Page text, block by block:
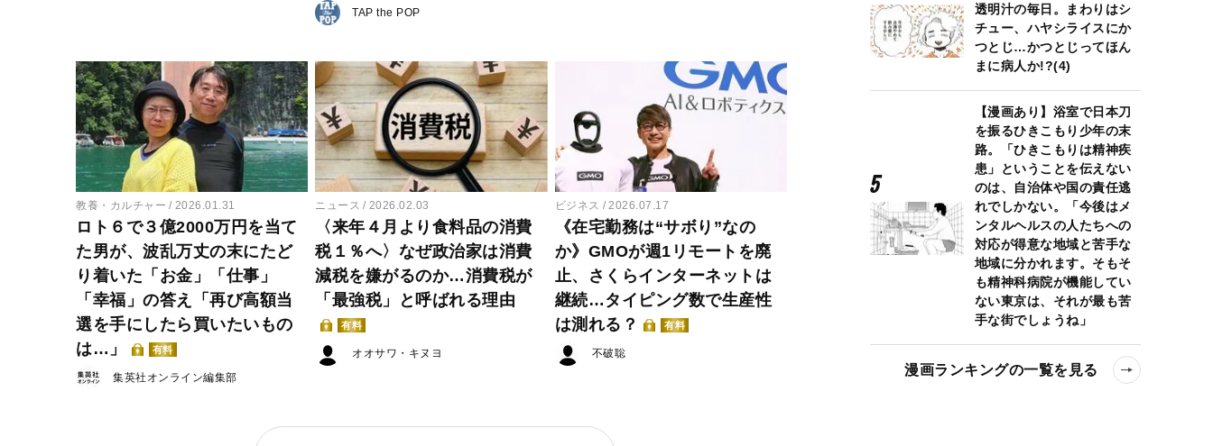
TAP the POP
教養・カルチャー 2026.01.31
ロト６で３億2000万円を当て
た男が、波乱万丈の末にたど
り着いた「お金」「仕事」
「幸福」の答え「再び高額当
選を手にしたら買いたいもの
は…」
有料
集英社オンライン編集部
ニュース 2026.02.03
〈来年４月より食料品の消費
税１％へ〉なぜ政治家は消費
減税を嫌がるのか…消費税が
「最強税」と呼ばれる理由
有料
オオサワ・キヌヨ
ビジネス 2026.07.17
《在宅勤務は“サボり”なの
か》GMOが週1リモートを廃
止、さくらインターネットは
継続…タイピング数で生産性
は測れる？
有料
不破聡
透明汁の毎日。まわりはシ
チュー、ハヤシライスにか
つとじ…かつとじってほん
まに病人か!?(4)
【漫画あり】浴室で日本刀
を振るひきこもり少年の末
路。「ひきこもりは精神疾
患」ということを伝えない
のは、自治体や国の責任逃
れでしかない。「今後はメ
ンタルヘルスの人たちへの
対応が得意な地域と苦手な
地域に分かれます。そもそ
も精神科病院が機能してい
ない東京は、それが最も苦
手な街でしょうね」
漫画ランキングの一覧を見る